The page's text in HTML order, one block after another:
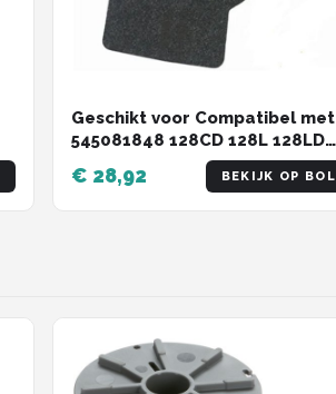
Geschikt voor Compatibel met
545081848 128CD 128L 128LD
128LDX 128R 128RJ.
€ 28,92 BEKIJK OP BOL